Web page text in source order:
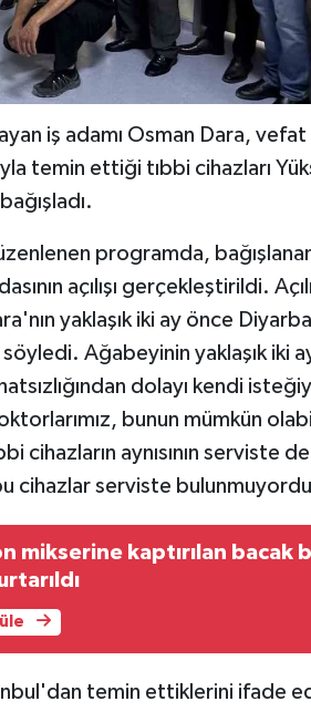
iş adamı Osman Dara,
temin ettiği tıbbi cihazları
programda,
açılışı gerçekleştirildi.
yaklaşık iki ay önce
Ağabeyinin yaklaşık iki
dolayı kendi
bunun mümkün
cihazların aynısının serviste
cihazlar serviste
kaptırılan bacak
temin ettiklerini ifade